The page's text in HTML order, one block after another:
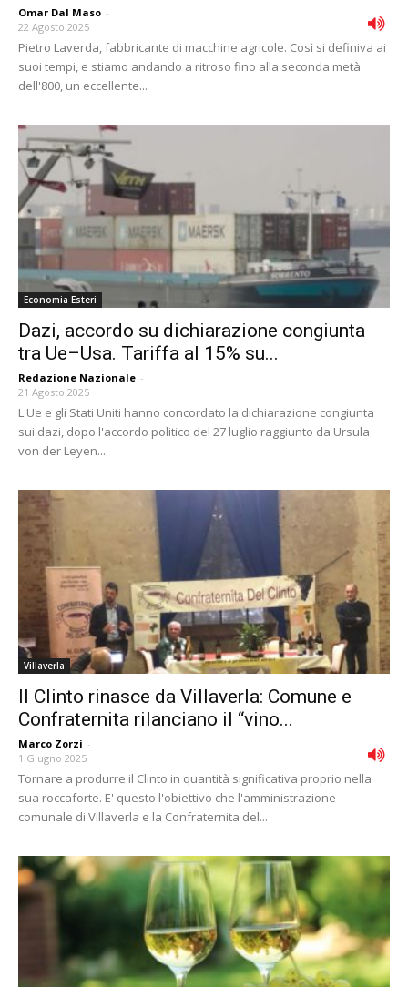
Omar Dal Maso -
22 Agosto 2025
Pietro Laverda, fabbricante di macchine agricole. Così si definiva ai
suoi tempi, e stiamo andando a ritroso fino alla seconda metà
dell'800, un eccellente...
Economia Esteri
Dazi, accordo su dichiarazione congiunta
tra Ue–Usa. Tariffa al 15% su...
Redazione Nazionale -
21 Agosto 2025
L'Ue e gli Stati Uniti hanno concordato la dichiarazione congiunta
sui dazi, dopo l'accordo politico del 27 luglio raggiunto da Ursula
von der Leyen...
Villaverla
Il Clinto rinasce da Villaverla: Comune e
Confraternita rilanciano il “vino...
Marco Zorzi -
1 Giugno 2025
Tornare a produrre il Clinto in quantità significativa proprio nella
sua roccaforte. E' questo l'obiettivo che l'amministrazione
comunale di Villaverla e la Confraternita del...